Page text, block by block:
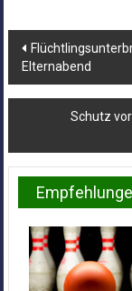
Elternabend
Schutz